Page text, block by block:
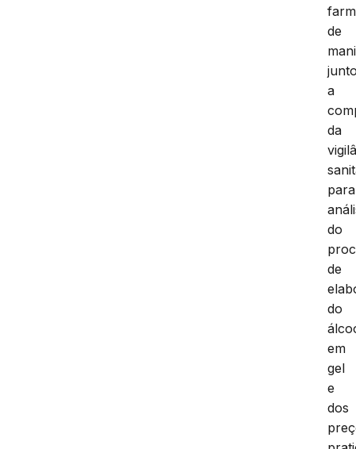
de
a
da
para
do
de
do
em
gel
e
dos